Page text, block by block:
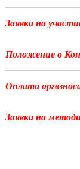
Заявка на
Положение
Оплата
Заявка на